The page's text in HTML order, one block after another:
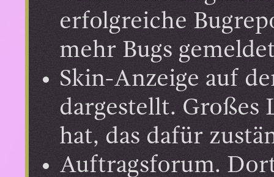
erfolgreiche
mehr Bugs
Skin-Anzeige auf
dargestellt. Großes
hat, das dafür
Auftragsforum.